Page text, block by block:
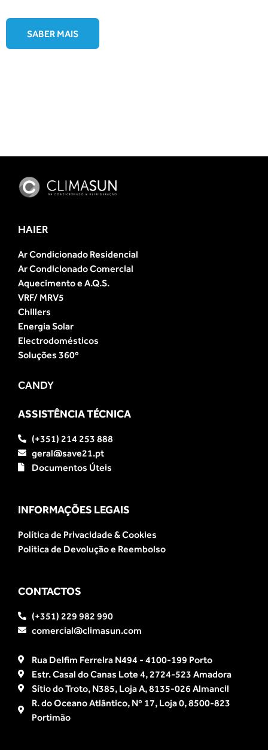
SABER MAIS
HAIER
Ar Condicionado Residencial
Ar Condicionado Comercial
Aquecimento e A.Q.S.
VRF/ MRV5
Chillers
Energia Solar
Electrodomésticos
Soluções 360º
CANDY
ASSISTÊNCIA TÉCNICA
(+351) 214 253 888
geral@save21.pt
Documentos Úteis
INFORMAÇÕES LEGAIS
Política de Privacidade & Cookies
Política de Devolução e Reembolso
CONTACTOS
(+351) 229 982 990
comercial@climasun.com
Rua Delfim Ferreira N494 - 4100-199 Porto
Estr. Casal do Canas Lote 4, 2724-523 Amadora
Sítio do Troto, N385, Loja A, 8135-026 Almancil
R. do Oceano Atlântico, Nº 17, Loja 0, 8500-823
Portimão